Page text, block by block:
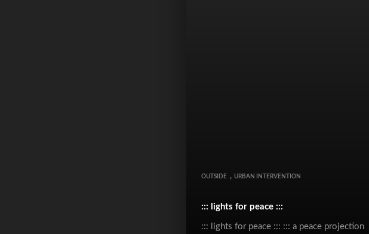
OUTSIDE , URBAN INTERVENTION
::: lights for peace :::
::: lights for peace ::: ::: a peace projection